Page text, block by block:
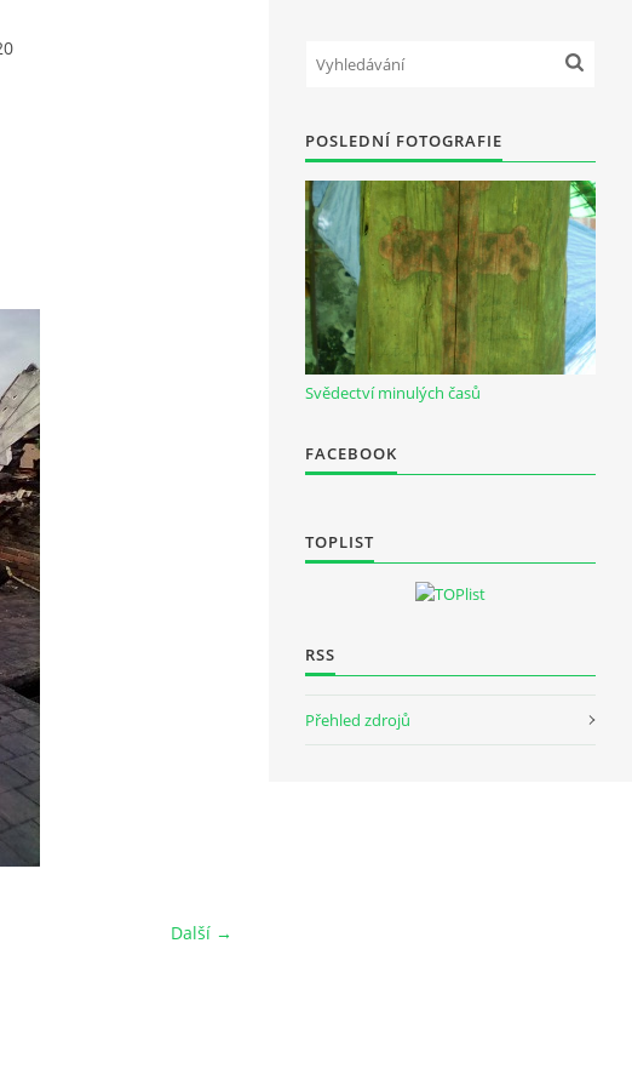
Další →
POSLEDNÍ FOTOGRAFIE
Svědectví minulých časů
FACEBOOK
TOPLIST
RSS
Přehled zdrojů